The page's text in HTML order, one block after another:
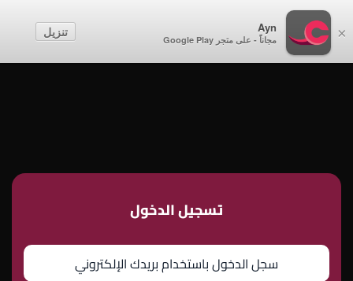
×
Ayn
مجاناً - على متجر Google Play
تنزيل
إنشاء حساب
تسجيل الدخول
سجل الدخول باستخدام بريدك الإلكتروني